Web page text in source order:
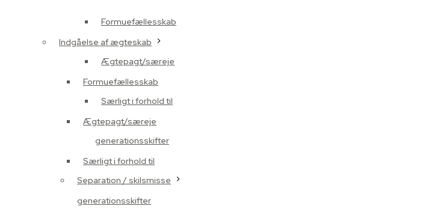
Formuefællesskab
Ægtepagt/særeje
Særligt i forhold til
generationsskifter
Separation / skilsmisse
Indgåelse af ægteskab
Formuefællesskab
Ægtepagt/særeje
Særligt i forhold til
generationsskifter